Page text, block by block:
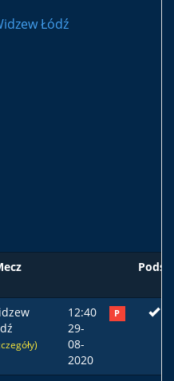
Łódź
Podst
12:40
29-
08-
2020
P